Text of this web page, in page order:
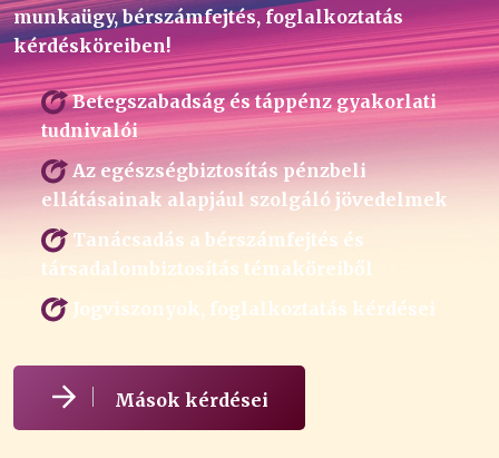
munkaügy, bérszámfejtés, foglalkoztatás
kérdésköreiben!
Betegszabadság és táppénz gyakorlati
tudnivalói
Az egészségbiztosítás pénzbeli
ellátásainak alapjául szolgáló jövedelmek
Tanácsadás a bérszámfejtés és
társadalombiztosítás témaköreiből
Jogviszonyok, foglalkoztatás kérdései
Mások kérdései